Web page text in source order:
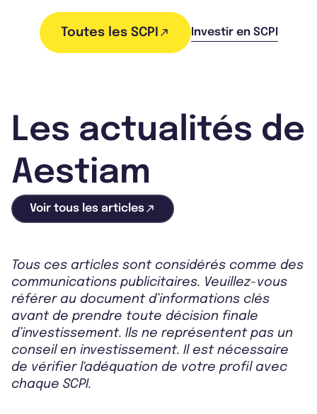
Toutes les SCPI Investir en SCPI
Les actualités de
Aestiam
Voir tous les articles
Tous ces articles sont considérés comme des
communications publicitaires. Veuillez-vous
référer au document d’informations clés
avant de prendre toute décision finale
d’investissement. Ils ne représentent pas un
conseil en investissement. Il est nécessaire
de vérifier l'adéquation de votre profil avec
chaque SCPI.